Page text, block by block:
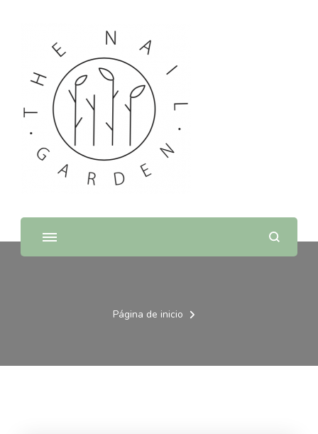
THE NAIL GARDEN
SPA
Página de inicio